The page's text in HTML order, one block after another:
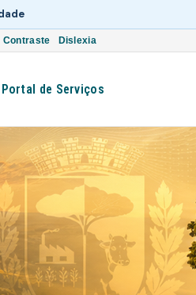
Contraste Dislexia
Portal de Serviços